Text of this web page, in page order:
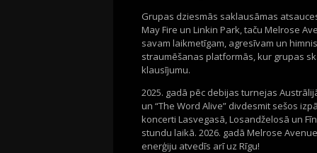
Grupas dziesmās saklausāmas
May Fire un Linkin Park, taču Melrose
savam laikmetīgam, agresīvam un
straumēšanas platformās, kur grupas
klausījumu.
2025. gadā pēc debijas turnejas
un “The Word Alive” divdesmit sešos
koncerti Lasvegasā, Losandželosā un
stundu laikā. 2026. gadā Melrose
enerģiju atvedīs arī uz Rīgu!